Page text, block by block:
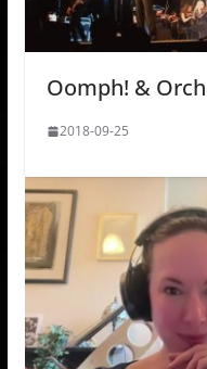
Oomph! &
2018-09-25